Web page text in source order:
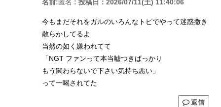
名前:匿名 : 投稿日：2026/07/11(土) 11:40:06
今もまだそれをガルのいろんなトピでやって迷惑撒き
散らかしてるよ
当然の如く嫌われてて
「NGT ファンって本当嘘つきばっかり
もう関わらないで下さい気持ち悪い」
って一喝されてた
返信